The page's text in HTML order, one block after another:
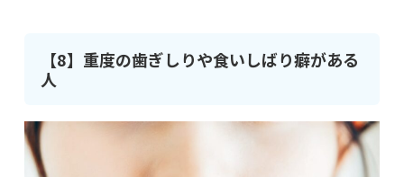
【8】重度の歯ぎしりや食いしばり癖がある
人